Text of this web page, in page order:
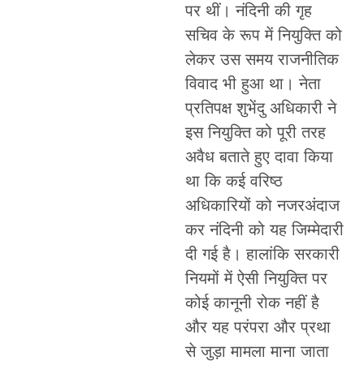
पर थीं। नंदिनी की गृह
सचिव के रूप में नियुक्ति को
लेकर उस समय राजनीतिक
विवाद भी हुआ था। नेता
प्रतिपक्ष शुभेंदु अधिकारी ने
इस नियुक्ति को पूरी तरह
अवैध बताते हुए दावा किया
था कि कई वरिष्ठ
अधिकारियों को नजरअंदाज
कर नंदिनी को यह जिम्मेदारी
दी गई है। हालांकि सरकारी
नियमों में ऐसी नियुक्ति पर
कोई कानूनी रोक नहीं है
और यह परंपरा और प्रथा
से जुड़ा मामला माना जाता